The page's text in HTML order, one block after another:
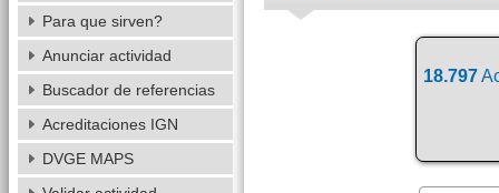
18.797
Para que sirven?
Anunciar actividad
Buscador de referencias
Acreditaciones IGN
DVGE MAPS